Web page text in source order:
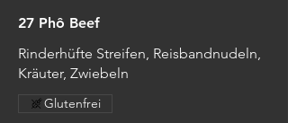
27 Phô Beef
Rinderhüfte Streifen, Reisbandnudeln,
Kräuter, Zwiebeln
Glutenfrei